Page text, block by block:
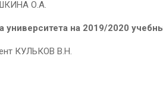
О.А.
университета на 2019/2020
КУЛЬКОВ В.Н.